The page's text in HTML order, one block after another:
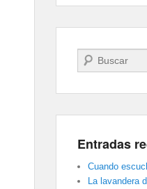
Buscar
Entradas
Cuando
La lavandera